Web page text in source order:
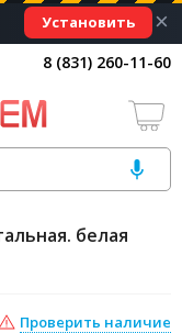
Установить ×
8 (831) 260-11-60
белая
Проверить наличие